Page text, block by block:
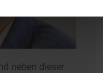
neben dieser